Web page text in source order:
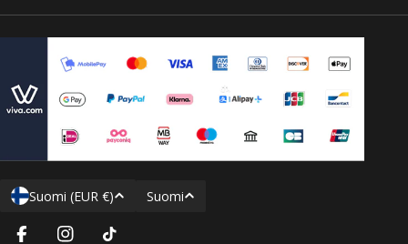
M
Suomi (EUR €)
K
Suomi